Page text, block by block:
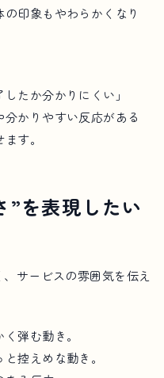
印象もやわらかくなり
たか分かりにくい」
かりやすい反応がある
す。
”を表現したい
サービスの雰囲気を伝え
弾む動き。
控えめな動き。